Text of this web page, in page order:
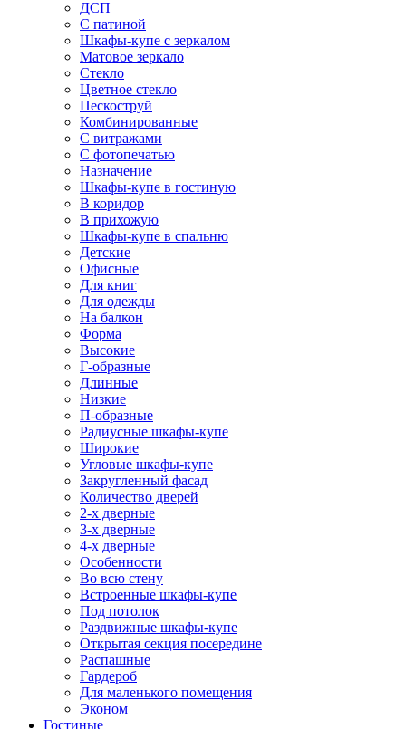
ДСП
С патиной
Шкафы-купе с зеркалом
Матовое зеркало
Стекло
Цветное стекло
Пескоструй
Комбинированные
С витражами
С фотопечатью
Назначение
Шкафы-купе в гостиную
В коридор
В прихожую
Шкафы-купе в спальню
Детские
Офисные
Для книг
Для одежды
На балкон
Форма
Высокие
Г-образные
Длинные
Низкие
П-образные
Радиусные шкафы-купе
Широкие
Угловые шкафы-купе
Закругленный фасад
Количество дверей
2-х дверные
3-х дверные
4-х дверные
Особенности
Во всю стену
Встроенные шкафы-купе
Под потолок
Раздвижные шкафы-купе
Открытая секция посередине
Распашные
Гардероб
Для маленького помещения
Эконом
Гостиные